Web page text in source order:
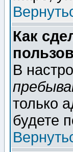
Как
В
только
будете